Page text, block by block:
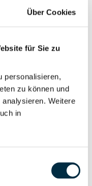
Über Cookies
für Sie zu
personalisieren,
zu können und
Weitere
in
Für registrierte
Vollständiges